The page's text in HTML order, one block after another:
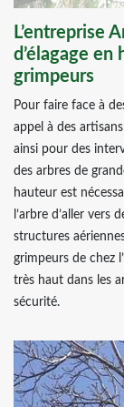
L’entreprise
d’élagage en
grimpeurs
Pour faire face à
appel à des
ainsi pour des
des arbres de
hauteur est
l’arbre d’aller
structures
grimpeurs de chez
très haut dans les
sécurité.